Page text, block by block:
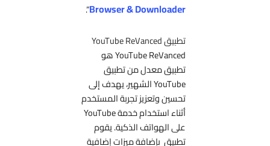
Browser & Downloader
“.
تطبيق YouTube ReVanced
YouTube ReVanced هو
تطبيق معدل من تطبيق
YouTube الشهير، يهدف إلى
تحسين وتعزيز تجربة المستخدم
أثناء استخدام خدمة YouTube
على الهواتف الذكية. يقوم
تطبيق بإضافة ميزات إضافية